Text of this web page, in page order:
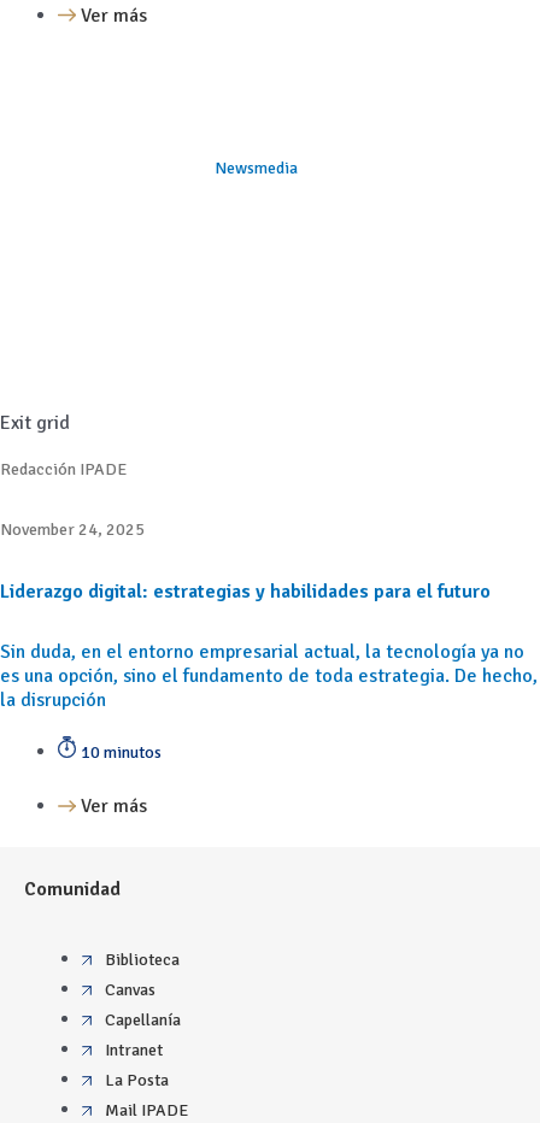
Ver más
Newsmedia
Exit grid
Redacción IPADE
November 24, 2025
Liderazgo digital: estrategias y habilidades para el futuro
Sin duda, en el entorno empresarial actual, la tecnología ya no
es una opción, sino el fundamento de toda estrategia. De hecho,
la disrupción
10 minutos
Ver más
Comunidad
Biblioteca
Canvas
Capellanía
Intranet
La Posta
Mail IPADE